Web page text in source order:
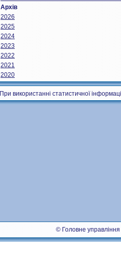
Архів
2026
2025
2024
2023
2022
2021
2020
При використанні статистичної
© Головне управління